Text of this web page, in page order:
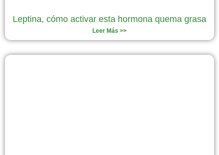
Leptina, cómo activar esta hormona quema grasa
Leer Más >>